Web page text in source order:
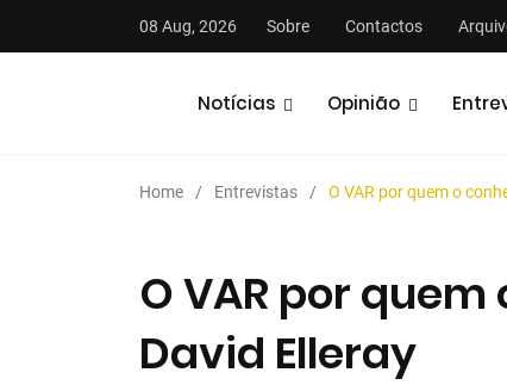
08 Aug, 2026 Sobre Contactos
Notícias Opinião
Home Entrevistas O VAR por quem o
O VAR por
David Elleray
Análises